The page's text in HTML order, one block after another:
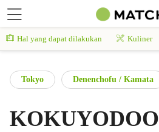
Hal yang dapat dilakukan Kuliner
Tokyo Denenchofu / Kamata